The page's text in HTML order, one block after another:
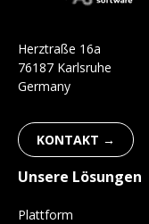
Herztraße 16a
76187 Karlsruhe
Germany
KONTAKT →
Unsere Lösungen
Plattform